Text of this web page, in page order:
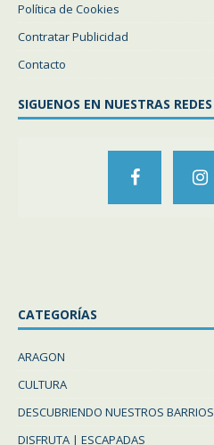
Política de Cookies
Contratar Publicidad
Contacto
SIGUENOS EN NUESTRAS REDES
CATEGORÍAS
ARAGON
CULTURA
DESCUBRIENDO NUESTROS BARRIOS
DISFRUTA | ESCAPADAS